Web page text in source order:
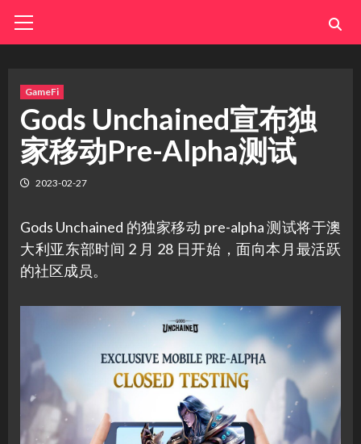
Menu
GameFi
Gods Unchained宣布独
家移动Pre-Alpha测试
2023-02-27
Gods Unchained 的独家移动 pre-alpha 测试将于澳
大利亚东部时间 2 月 28 日开始，面向本月最活跃
的社区成员。